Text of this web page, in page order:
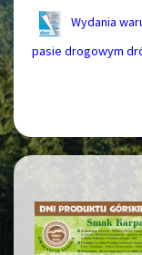
Wydania
pasie drogowym